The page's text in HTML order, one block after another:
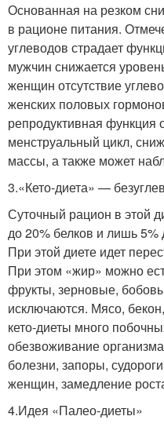
Основанная на резком
в рационе питания.
углеводов страдает
мужчин снижается
женщин отсутствие
женских половых
репродуктивная функция
менструальный цикл,
массы, а также может
3.«Кето-диета» —
Суточный рацион в этой
до 20% белков и лишь
При этой диете идет
При этом «жир» можно
фрукты, зерновые,
исключаются. Мясо,
кето-диеты много
обезвоживание
болезни, запоры,
женщин, замедление
4.Идея «Палео-диеты»